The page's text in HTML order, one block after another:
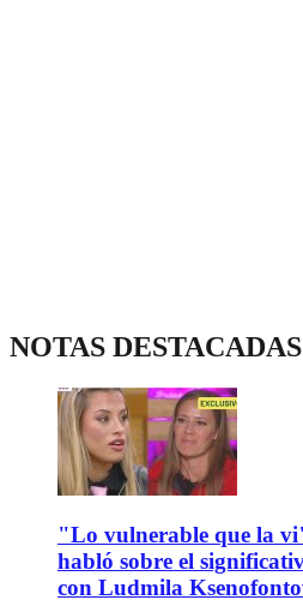
NOTAS DESTACADAS
"Lo vulnerable que la
habló sobre el
con Ludmila